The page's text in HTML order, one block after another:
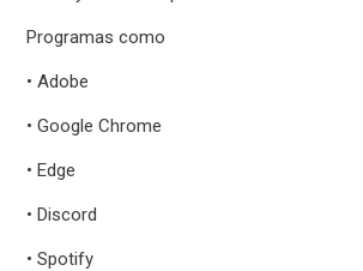
Programas como
• Adobe
• Google Chrome
• Edge
• Discord
• Spotify